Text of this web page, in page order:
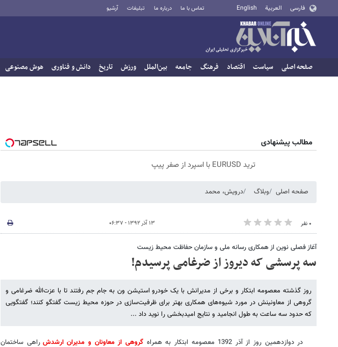
فارسی العربية English تماس با ما درباره ما تبلیغات آرشیو
صفحه اصلی سیاست اقتصاد فرهنگ جامعه بین‌الملل ورزش تاریخ دانش و فناوری هوش مصنوعی
مطالب پیشنهادی
ترید EURUSD با اسپرد از صفر پیپ
صفحه اصلی وبلاگ درویش، محمد
۰ نفر ۱۳ آذر ۱۳۹۲ - ۰۶:۳۷
آغاز فصلی نوین از همکاری رسانه ملی و سازمان حفاظت محیط زیست
سه پرسشی که دیروز از ضرغامی پرسیدم!
روز گذشته معصومه ابتکار و برخی از مدیرانش با یک خودرو استیشن ون به جام جم رفتند تا با عزت‌الله ضرغامی و
گروهی از معاونینش در مورد شیوه‌های همکاری بهتر برای ظرفیت‌سازی در حوزه محیط زیست گفتگو کنند؛ گفتگویی
که حدود سه ساعت به طول انجامید و نتایج امیدبخشی را نوید داد ...
در دوازدهمین روز از آذر 1392 معصومه ابتکار به همراه گروهی از معاونان و مدیران ارشدش راهی ساختمان